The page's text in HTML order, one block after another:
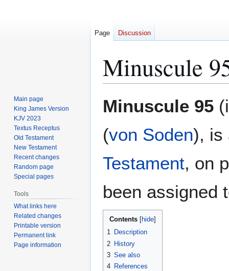
Minuscule
toto
Minuscule 95
(von Soden),
Testament, on
been assigned
Contents
1 Description
2 History
3 See also
4 References
Page Discussion
Main page
King James Version
KJV 2023
Textus Receptus
Old Testament
New Testament
Recent changes
Random page
Special pages
Tools
What links here
Related changes
Printable version
Permanent link
Page information